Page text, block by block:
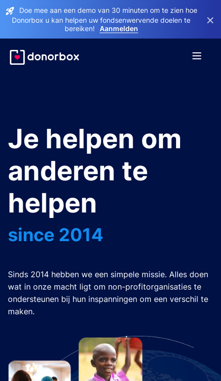
Doe mee aan een demo van 30 minuten om te zien hoe
Donorbox u kan helpen uw fondsenwervende doelen te
bereiken!
Aanmelden
×
Je helpen om
anderen te
helpen
since 2014
Sinds 2014 hebben we een simpele missie. Alles doen
wat in onze macht ligt om non-profitorganisaties te
ondersteunen bij hun inspanningen om een verschil te
maken.